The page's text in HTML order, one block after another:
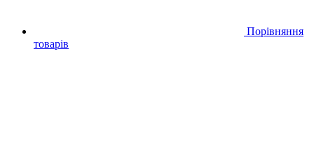
Порівняння
товарів